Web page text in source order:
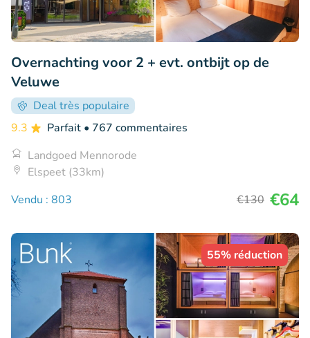
Overnachting voor 2 + evt. ontbijt op de
Veluwe
Deal très populaire
9.3
Parfait • 767 commentaires
Landgoed Mennorode
Elspeet (33km)
Vendu : 803
€130 €64
55% réduction